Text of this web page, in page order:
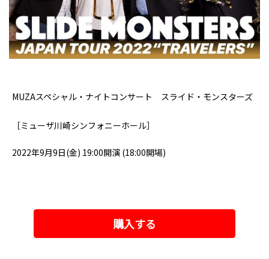
MUZAスペシャル・ナイトコンサート スライド・モンスターズ
［ミューザ川崎シンフォニーホール］
2022年9月9日(金) 19:00開演 (18:00開場)
購入する